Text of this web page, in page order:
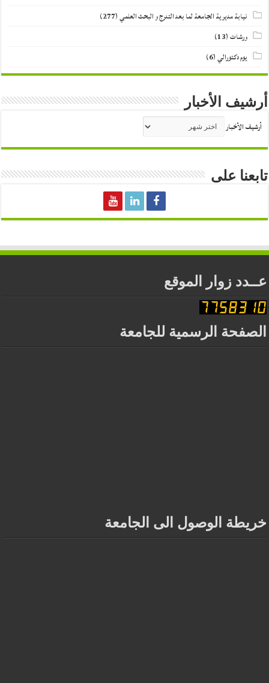
نيابة مديرية الجامعة لما بعد التدرج و البحث العلمي(277)
ورشات(13)
يوم دكتورالي(6)
أرشيف الأخبار
أرشيف الأخبار
تابعنا على
عــدد زوار الموقع
الصفحة الرسمية للجامعة
خريطة الوصول الى الجامعة